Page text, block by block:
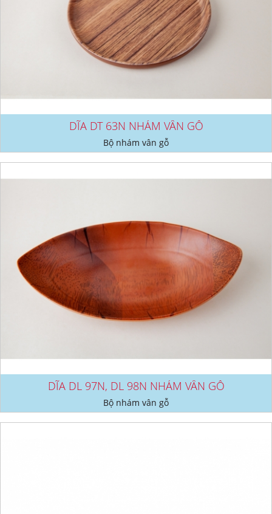
DĨA DT 63N NHÁM VÂN GỖ
Bộ nhám vân gỗ
DĨA DL 97N, DL 98N NHÁM VÂN GỖ
Bộ nhám vân gỗ